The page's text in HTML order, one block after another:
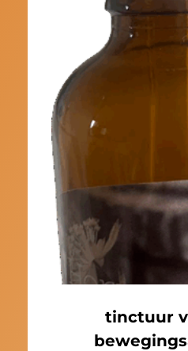
tinctuur